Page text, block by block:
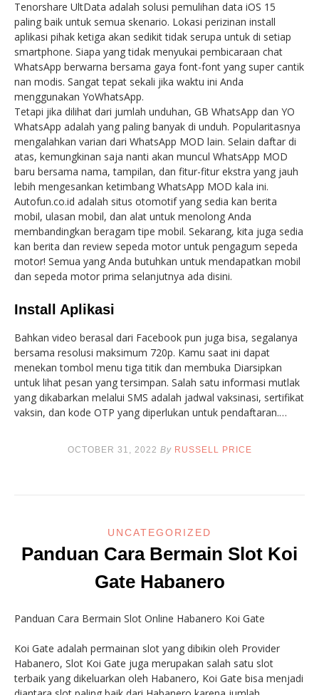
Tenorshare UltData adalah solusi pemulihan data iOS 15
paling baik untuk semua skenario. Lokasi perizinan install
aplikasi pihak ketiga akan sedikit tidak serupa untuk di setiap
smartphone. Siapa yang tidak menyukai pembicaraan chat
WhatsApp berwarna bersama gaya font-font yang super cantik
nan modis. Sangat tepat sekali jika waktu ini Anda
menggunakan YoWhatsApp.
Tetapi jika dilihat dari jumlah unduhan, GB WhatsApp dan YO
WhatsApp adalah yang paling banyak di unduh. Popularitasnya
mengalahkan varian dari WhatsApp MOD lain. Selain daftar di
atas, kemungkinan saja nanti akan muncul WhatsApp MOD
baru bersama nama, tampilan, dan fitur-fitur ekstra yang jauh
lebih mengesankan ketimbang WhatsApp MOD kala ini.
Autofun.co.id adalah situs otomotif yang sedia kan berita
mobil, ulasan mobil, dan alat untuk menolong Anda
membandingkan beragam tipe mobil. Sekarang, kita juga sedia
kan berita dan review sepeda motor untuk pengagum sepeda
motor! Semua yang Anda butuhkan untuk mendapatkan mobil
dan sepeda motor prima selanjutnya ada disini.
Install Aplikasi
Bahkan video berasal dari Facebook pun juga bisa, segalanya
bersama resolusi maksimum 720p. Kamu saat ini dapat
menekan tombol menu tiga titik dan membuka Diarsipkan
untuk lihat pesan yang tersimpan. Salah satu informasi mutlak
yang dikabarkan melalui SMS adalah jadwal vaksinasi, sertifikat
vaksin, dan kode OTP yang diperlukan untuk pendaftaran.…
OCTOBER 31, 2022 By RUSSELL PRICE
UNCATEGORIZED
Panduan Cara Bermain Slot Koi
Gate Habanero
Panduan Cara Bermain Slot Online Habanero Koi Gate
Koi Gate adalah permainan slot yang dibikin oleh Provider
Habanero, Slot Koi Gate juga merupakan salah satu slot
terbaik yang dikeluarkan oleh Habanero, Koi Gate bisa menjadi